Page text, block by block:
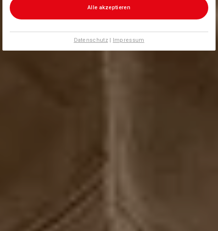
Alle akzeptieren
Datenschutz| Impressum